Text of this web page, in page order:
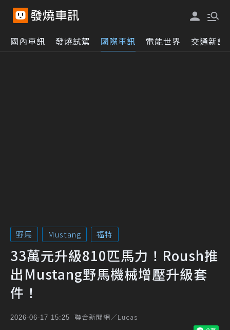
國內車訊 發燒試駕 國際車訊 電能世界 交通新訊
野馬 Mustang 福特
33萬元升級810匹馬力！Roush推
出Mustang野馬機械增壓升級套
件！
2026-06-17 15:25 聯合新聞網／Lucas